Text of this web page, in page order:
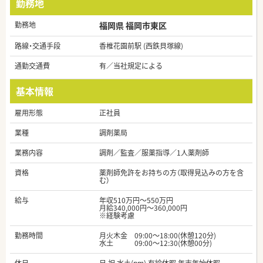
勤務地
勤務地 福岡県 福岡市東区
路線・交通手段
香椎花園前駅 (西鉄貝塚線)
通勤交通費
有／当社規定による
基本情報
雇用形態
正社員
業種
調剤薬局
業務内容
調剤／監査／服薬指導／1人薬剤師
資格
薬剤師免許をお持ちの方（取得見込みの方を含
む）
給与
年収510万円～550万円
月給340,000円～360,000円
※経験考慮
勤務時間
月火木金 09:00〜18:00(休憩120分)
水土 09:00〜12:30(休憩00分)